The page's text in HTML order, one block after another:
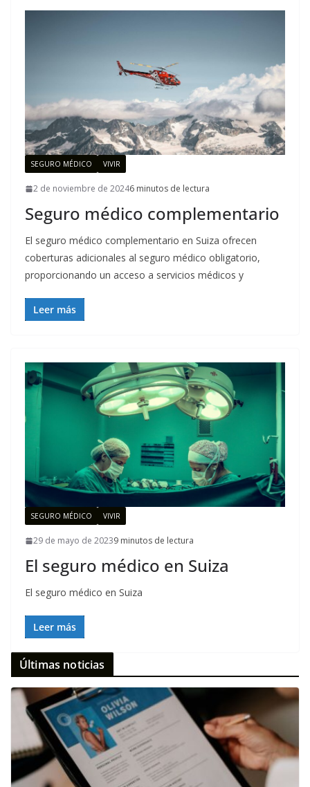
SEGURO MÉDICO VIVIR
2 de noviembre de 20246 minutos de lectura
Seguro médico complementario
El seguro médico complementario en Suiza ofrecen
coberturas adicionales al seguro médico obligatorio,
proporcionando un acceso a servicios médicos y
Leer más
SEGURO MÉDICO VIVIR
29 de mayo de 20239 minutos de lectura
El seguro médico en Suiza
El seguro médico en Suiza
Leer más
Últimas noticias